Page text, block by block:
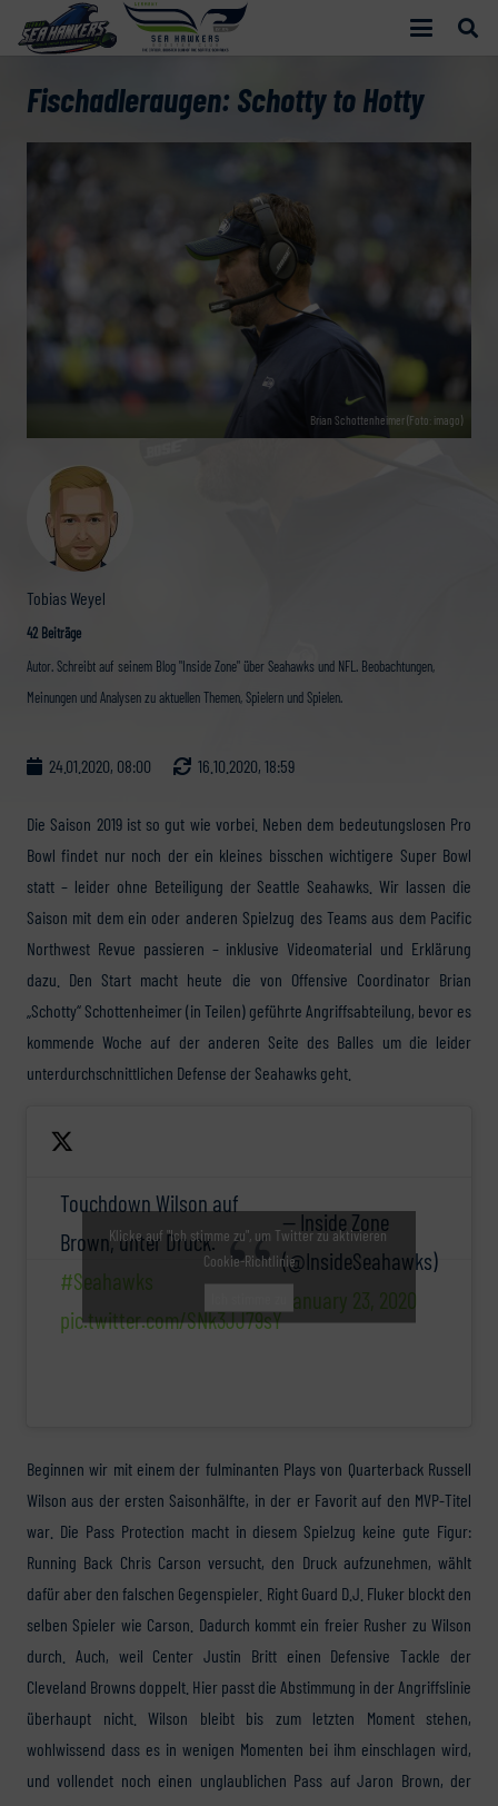
Tobias Weyel
42 Beiträge
Autor. Schreibt auf seinem Blog "Inside Zone" über Seahawks und NFL. Beobachtungen,
Meinungen und Analysen zu aktuellen Themen, Spielern und Spielen.
Fischadleraugen: Schotty to Hotty
Brian Schottenheimer (Foto: imago)
24.01.2020, 08:00 16.10.2020, 18:59
Die Saison 2019 ist so gut wie vorbei. Neben dem bedeutungslosen Pro
Bowl findet nur noch der ein kleines bisschen wichtigere Super Bowl
statt – leider ohne Beteiligung der Seattle Seahawks. Wir lassen die
Saison mit dem ein oder anderen Spielzug des Teams aus dem Pacific
Northwest Revue passieren – inklusive Videomaterial und Erklärung
dazu. Den Start macht heute die von Offensive Coordinator Brian
„Schotty“ Schottenheimer (in Teilen) geführte Angriffsabteilung, bevor es
kommende Woche auf der anderen Seite des Balles um die leider
unterdurchschnittlichen Defense der Seahawks geht.
Touchdown Wilson auf
Brown, unter Druck.
#Seahawks
pic.twitter.com/SNk3JJ79sY
— Inside Zone
(@InsideSeahawks)
January 23, 2020
Klicke auf "Ich stimme zu", um Twitter zu aktivieren
Cookie-Richtlinie
Beginnen wir mit einem der fulminanten Plays von Quarterback Russell
Wilson aus der ersten Saisonhälfte, in der er Favorit auf den MVP-Titel
war. Die Pass Protection macht in diesem Spielzug keine gute Figur:
Running Back Chris Carson versucht, den Druck aufzunehmen, wählt
dafür aber den falschen Gegenspieler. Right Guard D.J. Fluker blockt den
selben Spieler wie Carson. Dadurch kommt ein freier Rusher zu Wilson
durch. Auch, weil Center Justin Britt einen Defensive Tackle der
Cleveland Browns doppelt. Hier passt die Abstimmung in der Angriffslinie
überhaupt nicht. Wilson bleibt bis zum letzten Moment stehen,
wohlwissend dass es in wenigen Momenten bei ihm einschlagen wird,
und vollendet noch einen unglaublichen Pass auf Jaron Brown, der